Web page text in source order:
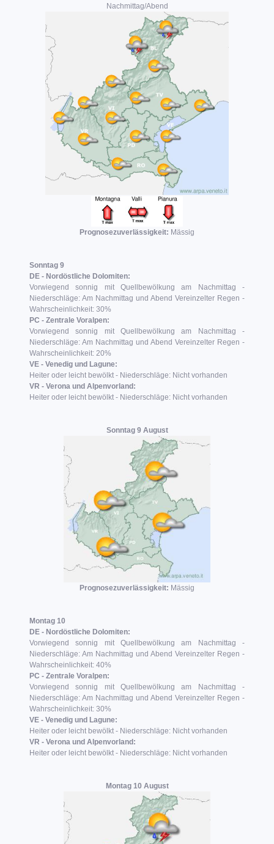
Nachmittag/Abend
Prognosezuverlässigkeit: Mässig
Sonntag 9
DE - Nordöstliche Dolomiten:
Vorwiegend sonnig mit Quellbewölkung am Nachmittag -
Niederschläge: Am Nachmittag und Abend Vereinzelter Regen -
Wahrscheinlichkeit: 30%
PC - Zentrale Voralpen:
Vorwiegend sonnig mit Quellbewölkung am Nachmittag -
Niederschläge: Am Nachmittag und Abend Vereinzelter Regen -
Wahrscheinlichkeit: 20%
VE - Venedig und Lagune:
Heiter oder leicht bewölkt - Niederschläge: Nicht vorhanden
VR - Verona und Alpenvorland:
Heiter oder leicht bewölkt - Niederschläge: Nicht vorhanden
Sonntag 9 August
Prognosezuverlässigkeit: Mässig
Montag 10
DE - Nordöstliche Dolomiten:
Vorwiegend sonnig mit Quellbewölkung am Nachmittag -
Niederschläge: Am Nachmittag und Abend Vereinzelter Regen -
Wahrscheinlichkeit: 40%
PC - Zentrale Voralpen:
Vorwiegend sonnig mit Quellbewölkung am Nachmittag -
Niederschläge: Am Nachmittag und Abend Vereinzelter Regen -
Wahrscheinlichkeit: 30%
VE - Venedig und Lagune:
Heiter oder leicht bewölkt - Niederschläge: Nicht vorhanden
VR - Verona und Alpenvorland:
Heiter oder leicht bewölkt - Niederschläge: Nicht vorhanden
Montag 10 August